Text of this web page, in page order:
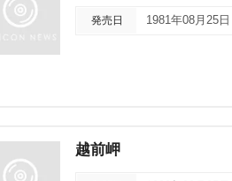
発売日 1981年08月25日
越前岬